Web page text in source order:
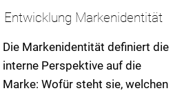
Entwicklung Markenidentität
Die Markenidentität definiert die
interne Perspektive auf die
Marke: Wofür steht sie, welchen